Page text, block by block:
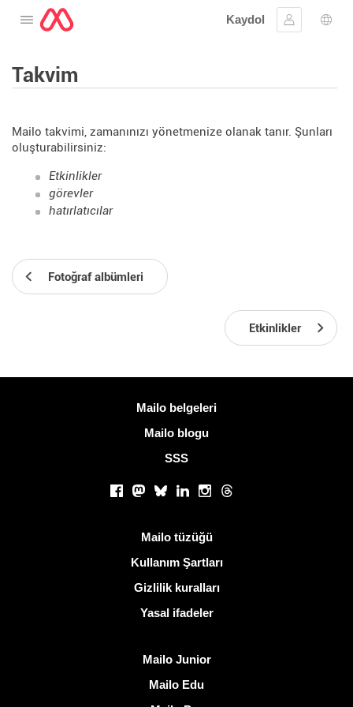
Menüyü aç
Kaydol
Oturum aç
Dil
Takvim
Mailo takvimi, zamanınızı yönetmenize olanak tanır. Şunları
oluşturabilirsiniz:
Etkinlikler
görevler
hatırlatıcılar
Fotoğraf albümleri
Etkinlikler
Mailo belgeleri
Mailo blogu
SSS
Facebook
Mastodon
BlueskyLinkedInInstagram
Threads
Mailo tüzüğü
Kullanım Şartları
Gizlilik kuralları
Yasal ifadeler
Mailo Junior
Mailo Edu